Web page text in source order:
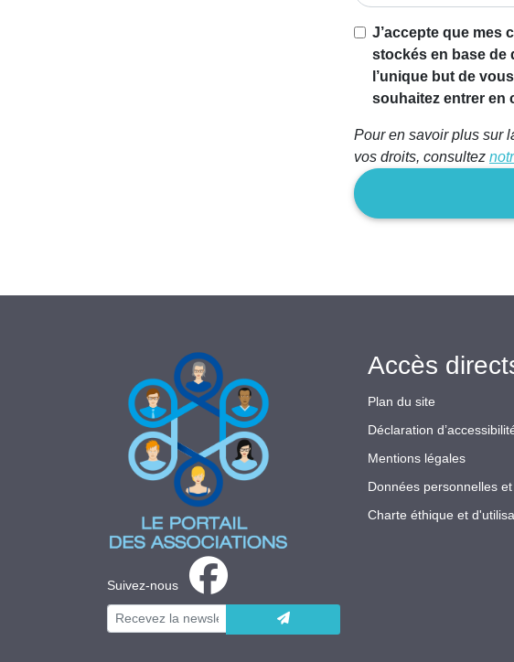
Si vous
êtes un
être
humain,
ce
champ
J’accepte que mes
stockés en base de
l’unique but de
souhaitez entrer en
Pour en savoir plus sur
vos droits, consultez
Suivez-nous
Accès
Plan du site
Déclaration
Mentions légales
Données personnelles
Charte éthique et